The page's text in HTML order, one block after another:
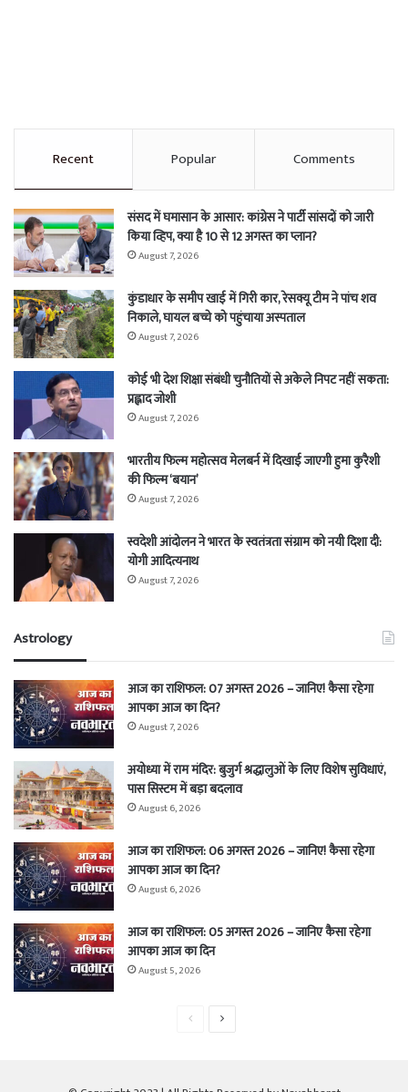
Recent Popular Comments
संसद में घमासान के आसार: कांग्रेस ने पार्टी सांसदों को जारी
किया व्हिप, क्या है 10 से 12 अगस्त का प्लान?
August 7, 2026
कुंडाधार के समीप खाई में गिरी कार, रेसक्यू टीम ने पांच शव
निकाले, घायल बच्चे को पहुंचाया अस्पताल
August 7, 2026
कोई भी देश शिक्षा संबंधी चुनौतियों से अकेले निपट नहीं सकता:
प्रह्लाद जोशी
August 7, 2026
भारतीय फिल्म महोत्सव मेलबर्न में दिखाई जाएगी हुमा कुरैशी
की फिल्म ‘बयान’
August 7, 2026
स्वदेशी आंदोलन ने भारत के स्वतंत्रता संग्राम को नयी दिशा दी:
योगी आदित्यनाथ
August 7, 2026
Astrology
आज का राशिफल: 07 अगस्त 2026 – जानिए! कैसा रहेगा
आपका आज का दिन?
August 7, 2026
अयोध्या में राम मंदिर: बुजुर्ग श्रद्धालुओं के लिए विशेष सुविधाएं,
पास सिस्टम में बड़ा बदलाव
August 6, 2026
आज का राशिफल: 06 अगस्त 2026 – जानिए! कैसा रहेगा
आपका आज का दिन?
August 6, 2026
आज का राशिफल: 05 अगस्त 2026 – जानिए कैसा रहेगा
आपका आज का दिन
August 5, 2026
PreviousNext